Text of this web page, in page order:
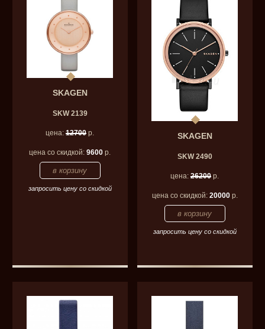
SKAGEN
SKW 2139
цена:12700 р.
цена со скидкой:9600 р.
запросить цену со скидкой
SKAGEN
SKW 2490
цена:26200 р.
цена со скидкой: 20000р.
запросить цену со скидкой